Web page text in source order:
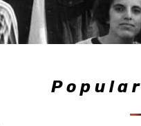
Popular